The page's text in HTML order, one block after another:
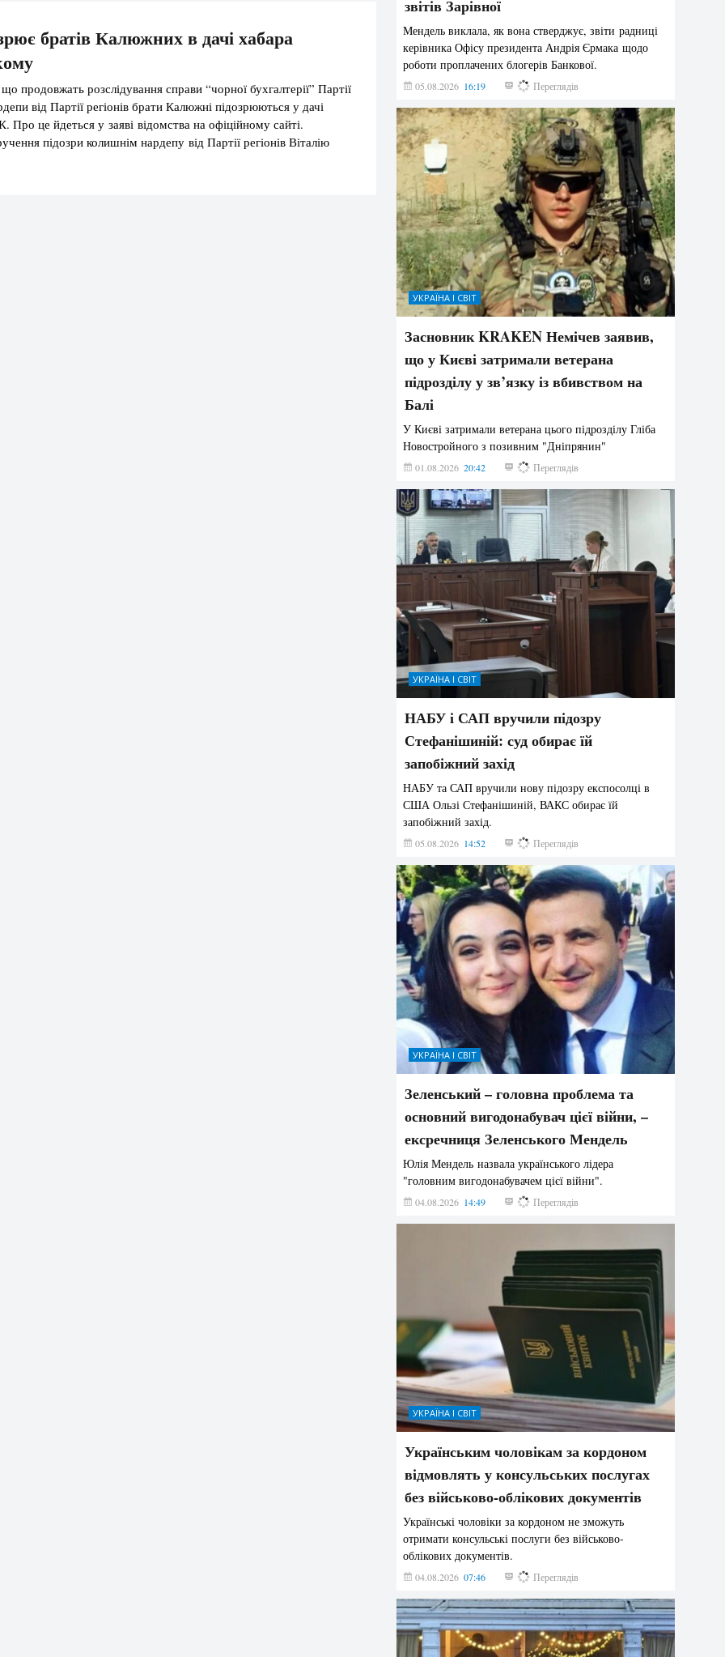
братів Калюжних в дачі хабара
продовжать розслідування справи “чорної бухгалтерії” Партії
від Партії регіонів брати Калюжні підозрюються у дачі
Про це йдеться у заяві відомства на офіційному сайті.
підозри колишнім нардепу від Партії регіонів Віталію
нардепа Євгену Калюжному стало можливим завдяки
звітів Зарівної
Мендель виклала, як вона стверджує, звіти радниці
керівника Офісу президента Андрія Єрмака щодо
роботи проплачених блогерів Банкової.
05.08.2026 16:19 223 Переглядів
УКРАЇНА І СВІТ
Засновник KRAKEN Немічев заявив,
що у Києві затримали ветерана
підрозділу у зв’язку із вбивством на
Балі
У Києві затримали ветерана цього підрозділу Гліба
Новостройного з позивним "Дніпрянин"
01.08.2026 20:42 193 Переглядів
УКРАЇНА І СВІТ
НАБУ і САП вручили підозру
Стефанішиній: суд обирає їй
запобіжний захід
НАБУ та САП вручили нову підозру експосолці в
США Ользі Стефанішиній, ВАКС обирає їй
запобіжний захід.
05.08.2026 14:52 158 Переглядів
УКРАЇНА І СВІТ
Зеленський – головна проблема та
основний вигодонабувач цієї війни, –
ексречниця Зеленського Мендель
Юлія Мендель назвала українського лідера
"головним вигодонабувачем цієї війни".
04.08.2026 14:49 156 Переглядів
УКРАЇНА І СВІТ
Українським чоловікам за кордоном
відмовлять у консульських послугах
без військово-облікових документів
Українські чоловіки за кордоном не зможуть
отримати консульські послуги без військово-
облікових документів.
04.08.2026 07:46 145 Переглядів